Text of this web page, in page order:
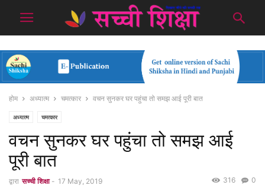
होम अध्यात्म चमत्कार वचन सुनकर घर पहुंचा तो समझ आई पूरी बात
अध्यात्म चमत्कार
वचन सुनकर घर पहुंचा तो समझ आई
पूरी बात
द्वारा सच्ची शिक्षा - 17 May, 2019 0
316